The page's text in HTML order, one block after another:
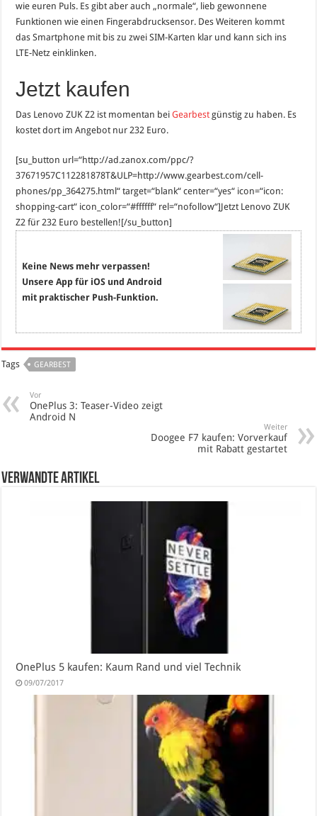
wie euren Puls. Es gibt aber auch „normale“, lieb gewonnene
Funktionen wie einen Fingerabdrucksensor. Des Weiteren kommt
das Smartphone mit bis zu zwei SIM-Karten klar und kann sich ins
LTE-Netz einklinken.
Jetzt kaufen
Das Lenovo ZUK Z2 ist momentan beiGearbestgünstig zu haben. Es
kostet dort im Angebot nur 232 Euro.
[su_button url=“http://ad.zanox.com/ppc/?
37671957C112281878T&ULP=http://www.gearbest.com/cell-
phones/pp_364275.html“ target=“blank“ center=“yes“ icon=“icon:
shopping-cart“ icon_color=“#ffffff“ rel=“nofollow“]Jetzt Lenovo ZUK
Z2 für 232 Euro bestellen![/su_button]
Keine News mehr verpassen!
Unsere App für iOS und Android
mit praktischer Push-Funktion.
Tags GEARBEST
Vor
OnePlus 3: Teaser-Video zeigt
Android N
Weiter
Doogee F7 kaufen: Vorverkauf
mit Rabatt gestartet
verwandte Artikel
OnePlus 5 kaufen: Kaum Rand und viel Technik
09/07/2017